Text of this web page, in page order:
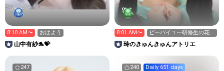
8:10 AM〜 おはよう
山中有紗🐬💝
8:01 AM〜
ビーバイユー研修生の花園
玲です！
玲のきゅんきゅんアトリエ
247 240 Daily 651 days